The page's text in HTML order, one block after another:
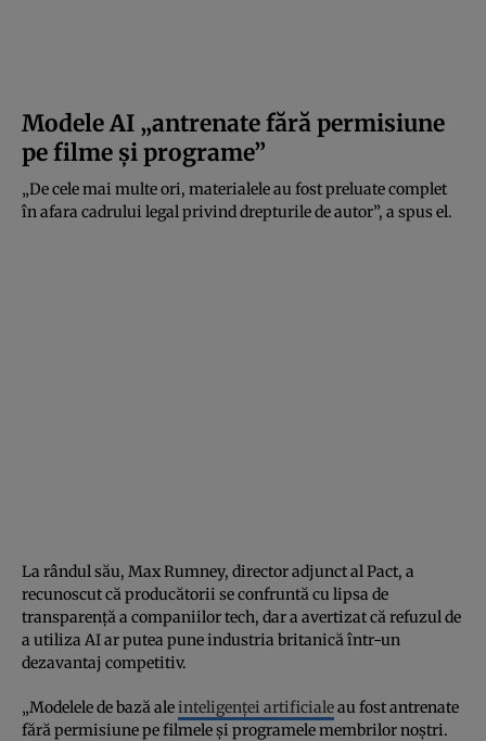
Modele AI „antrenate fără permisiune
pe filme și programe”
„De cele mai multe ori, materialele au fost preluate complet
în afara cadrului legal privind drepturile de autor”, a spus el.
La rândul său, Max Rumney, director adjunct al Pact, a
recunoscut că producătorii se confruntă cu lipsa de
transparență a companiilor tech, dar a avertizat că refuzul de
a utiliza AI ar putea pune industria britanică într-un
dezavantaj competitiv.
„Modelele de bază aleinteligenței artificialeau fost antrenate
fără permisiune pe filmele și programele membrilor noștri.